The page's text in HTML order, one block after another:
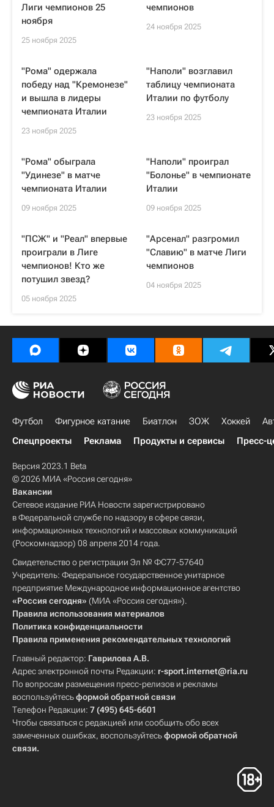
Лиги чемпионов 25
ноября
25 ноября 2025
чемпионов
24 ноября 2025
"Рома" одержала
победу над "Кремонезе"
и вышла в лидеры
чемпионата Италии
23 ноября 2025
"Наполи" возглавил
таблицу чемпионата
Италии по футболу
23 ноября 2025
"Рома" обыграла
"Удинезе" в матче
чемпионата Италии
09 ноября 2025
"Наполи" проиграл
"Болонье" в чемпионате
Италии
09 ноября 2025
"ПСЖ" и "Реал" впервые
проиграли в Лиге
чемпионов! Кто же
потушил звезд?
05 ноября 2025
"Арсенал" разгромил
"Славию" в матче Лиги
чемпионов
04 ноября 2025
Футбол Фигурное катание Биатлон ЗОЖ Хоккей
Спецпроекты
Реклама Продукты и сервисы Пресс-
Версия 2023.1 Beta
© 2026 МИА «Россия сегодня»
Вакансии
Сетевое издание РИА Новости зарегистрировано
в Федеральной службе по надзору в сфере связи,
информационных технологий и массовых коммуникаций
(Роскомнадзор) 08 апреля 2014 года.
Свидетельство о регистрации Эл № ФС77-57640
Учредитель: Федеральное государственное унитарное
предприятие Международное информационное агентство
«Россия сегодня» (МИА «Россия сегодня»).
Правила использования материалов
Политика конфиденциальности
Правила применения рекомендательных технологий
Главный редактор: Гаврилова А.В.
Адрес электронной почты Редакции: r-sport.internet@ria.ru
По вопросам размещения пресс-релизов и рекламы
воспользуйтесьформой обратной связи
Телефон Редакции: 7 (495) 645-6601
Чтобы связаться с редакцией или сообщить обо всех
замеченных ошибках, воспользуйтесьформой обратной
связи.